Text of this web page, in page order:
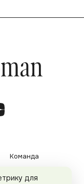
Команда
для